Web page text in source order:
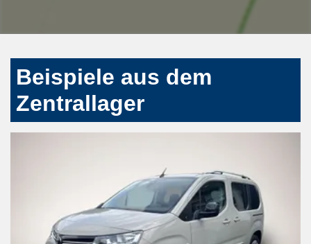
Beispiele aus dem
Zentrallager